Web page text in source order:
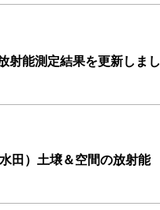
射能測定結果を更新しまし
田）土壌＆空間の放射能